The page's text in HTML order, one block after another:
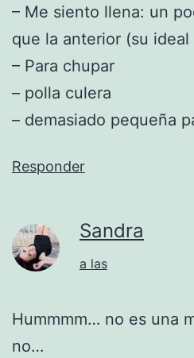
– Me siento llena: un
que la anterior (su ideal
– Para chupar
– polla culera
– demasiado pequeña
Responder
Sandra
a las
Hummmm… no es una
no…